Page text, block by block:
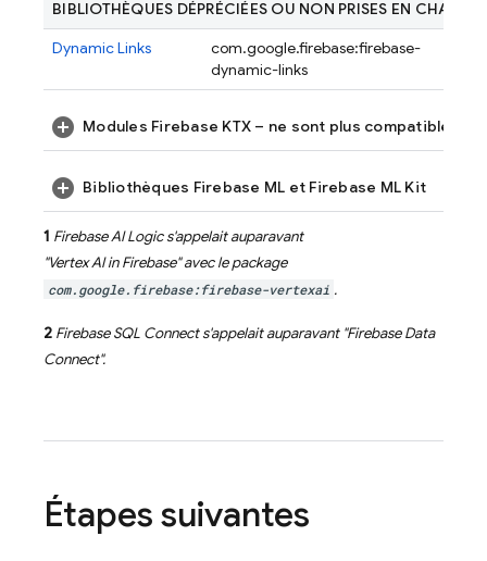
BIBLIOTHÈQUES DÉPRÉCIÉES OU NON PRISES EN CHARGE
Dynamic Links
com.google.firebase:firebase-
dynamic-links
Modules Firebase KTX – ne sont plus compatibles
Bibliothèques Firebase ML et Firebase ML Kit
1 Firebase AI Logics'appelait auparavant
"Vertex AI in Firebase" avec le package
com.google.firebase:firebase-vertexai .
2 Firebase SQL Connects'appelait auparavant "Firebase Data
Connect".
Étapes suivantes